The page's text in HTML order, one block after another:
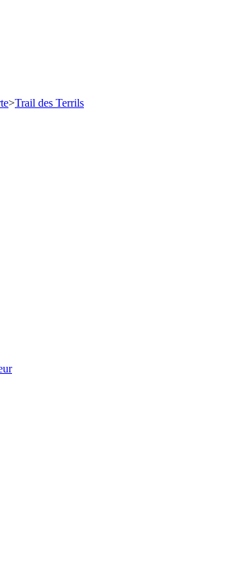
>Trail des Terrils